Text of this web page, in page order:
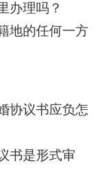
办理吗？
地的任何一方
协议书应负怎
书是形式审